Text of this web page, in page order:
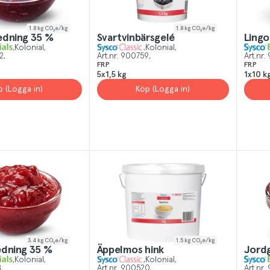
1.8 kg CO₂e/kg
35 %
Kolonial
(Logga in)
1.8 kg CO₂e/kg
Svartvinbärsgelé
Kolonial
Art.nr. 900759
FRP
5x1,5 kg
Köp (Logga in)
Art.nr.
FRP
1x10
3.4 kg CO₂e/kg
35 %
Kolonial
1.5 kg CO₂e/kg
Äppelmos hink
Kolonial